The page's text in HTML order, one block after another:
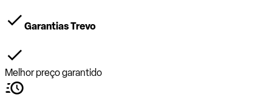
Garantias Trevo
Melhor preço garantido